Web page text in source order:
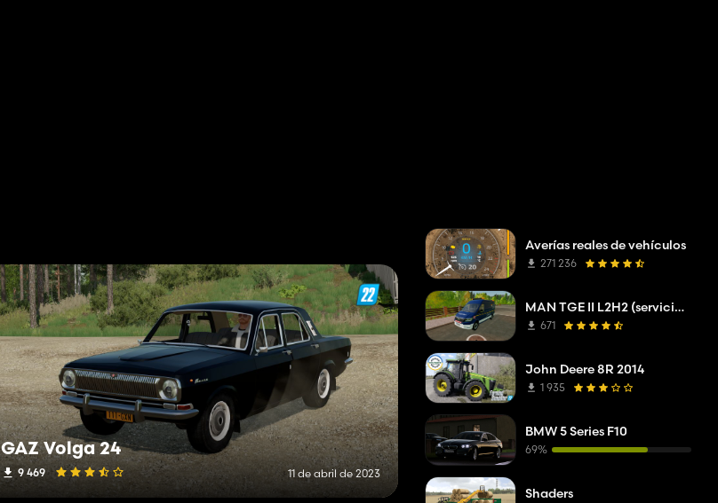
GAZ Volga 24
9 469 11 de abril de 2023
Averías reales de vehículos
271 236
MAN TGE II L2H2 (servicio de resolución de problemas de la compañía de red)
671
John Deere 8R 2014
1 935
BMW 5 Series F10
69%
Shaders